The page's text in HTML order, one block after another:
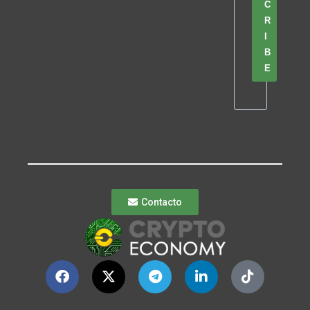
C
R
B
E
Contacto